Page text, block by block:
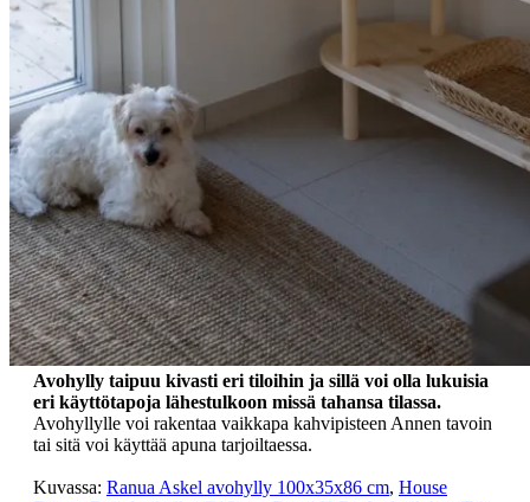
Avohylly taipuu kivasti eri tiloihin ja sillä voi olla lukuisia
eri käyttötapoja lähestulkoon missä tahansa tilassa.
Avohyllylle voi rakentaa vaikkapa kahvipisteen Annen tavoin
tai sitä voi käyttää apuna tarjoiltaessa.
Kuvassa: Ranua Askel avohylly 100x35x86 cm, House